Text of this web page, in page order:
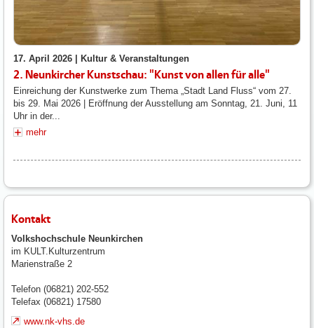
17. April 2026 | Kultur & Veranstaltungen
2. Neunkircher Kunstschau: "Kunst von allen für alle"
Einreichung der Kunstwerke zum Thema „Stadt Land Fluss“ vom 27.
bis 29. Mai 2026 | Eröffnung der Ausstellung am Sonntag, 21. Juni, 11
Uhr in der...
mehr
Kontakt
Volkshochschule Neunkirchen
im KULT.Kulturzentrum
Marienstraße 2
Telefon (06821) 202-552
Telefax (06821) 17580
www.nk-vhs.de